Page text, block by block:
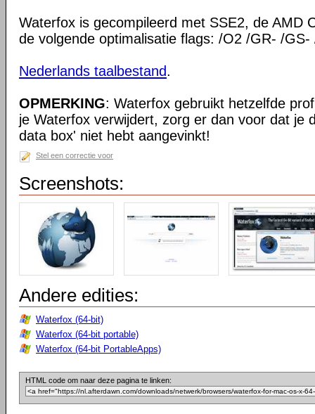
Waterfox is gecompileerd met SSE2, de AMD
de volgende optimalisatie flags: /O2 /GR- /GS-
Nederlands taalbestand.
OPMERKING: Waterfox gebruikt hetzelfde
je Waterfox verwijdert, zorg er dan voor dat je
data box' niet hebt aangevinkt!
Stel een correctie voor
Screenshots:
Andere edities:
Waterfox (64-bit)
Waterfox (64-bit portable)
Waterfox (64-bit PortableApps)
HTML code om naar deze pagina te linken: